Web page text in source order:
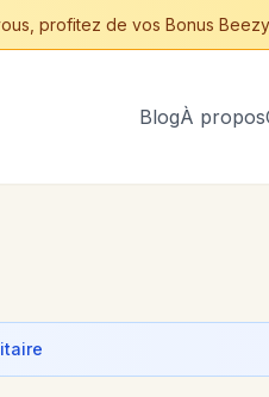
profitez de vos Bonus
BlogÀ propos